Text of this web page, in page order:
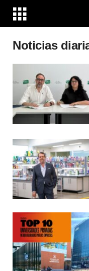
Noticias